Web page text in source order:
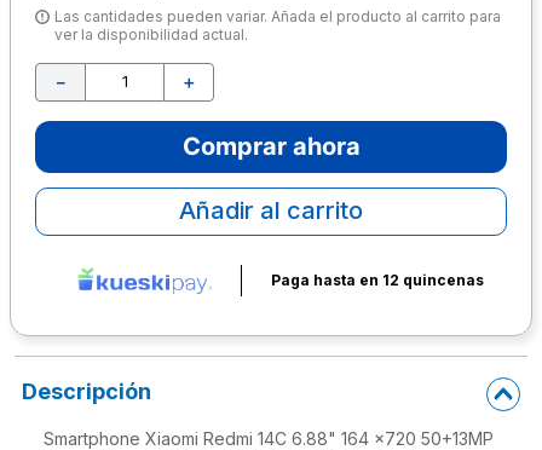
Las cantidades pueden variar. Añada el producto al carrito para
ver la disponibilidad actual.
＋
－
Comprar ahora
Añadir al carrito
Paga hasta en 12 quincenas
Descripción
Smartphone Xiaomi Redmi 14C 6.88" 164 x720 50+13MP